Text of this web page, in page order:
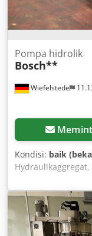
Wiefelstede
Pompa hidrolik
Bosch**
Kondisi: baik
Elektromotor,
Dkodpsvwi E Eefx
Hydraulikpumpe -
x 17 mm -Anzahl:
Abmessungen: